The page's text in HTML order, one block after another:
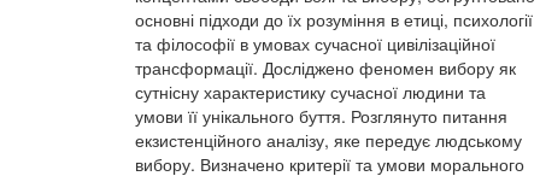
основні підходи до їх розуміння в етиці, психології
та філософії в умовах сучасної цивілізаційної
трансформації. Досліджено феномен вибору як
сутнісну характеристику сучасної людини та
умови її унікального буття. Розглянуто питання
екзистенційного аналізу, яке передує людському
вибору. Визначено критерії та умови морального